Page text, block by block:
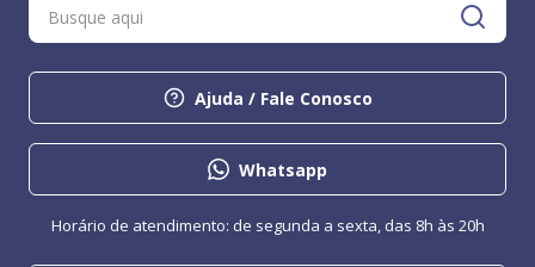
Ajuda / Fale Conosco
Whatsapp
Horário de atendimento: de segunda a sexta, das 8h às 20h